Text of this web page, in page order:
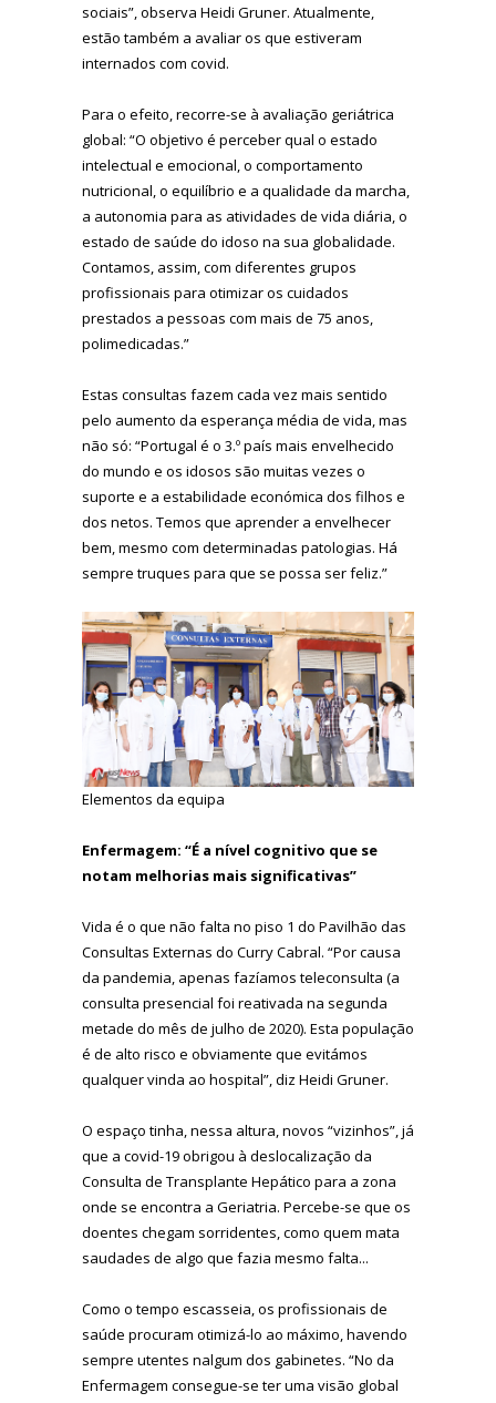
sociais”, observa Heidi Gruner. Atualmente,
estão também a avaliar os que estiveram
internados com covid.
Para o efeito, recorre-se à avaliação geriátrica
global: “O objetivo é perceber qual o estado
intelectual e emocional, o comportamento
nutricional, o equilíbrio e a qualidade da marcha,
a autonomia para as atividades de vida diária, o
estado de saúde do idoso na sua globalidade.
Contamos, assim, com diferentes grupos
profissionais para otimizar os cuidados
prestados a pessoas com mais de 75 anos,
polimedicadas.”
Estas consultas fazem cada vez mais sentido
pelo aumento da esperança média de vida, mas
não só: “Portugal é o 3.º país mais envelhecido
do mundo e os idosos são muitas vezes o
suporte e a estabilidade económica dos filhos e
dos netos. Temos que aprender a envelhecer
bem, mesmo com determinadas patologias. Há
sempre truques para que se possa ser feliz.”
Elementos da equipa
Enfermagem: “É a nível cognitivo que se
notam melhorias mais significativas”
Vida é o que não falta no piso 1 do Pavilhão das
Consultas Externas do Curry Cabral. “Por causa
da pandemia, apenas fazíamos teleconsulta (a
consulta presencial foi reativada na segunda
metade do mês de julho de 2020). Esta população
é de alto risco e obviamente que evitámos
qualquer vinda ao hospital”, diz Heidi Gruner.
O espaço tinha, nessa altura, novos “vizinhos”, já
que a covid-19 obrigou à deslocalização da
Consulta de Transplante Hepático para a zona
onde se encontra a Geriatria. Percebe-se que os
doentes chegam sorridentes, como quem mata
saudades de algo que fazia mesmo falta...
Como o tempo escasseia, os profissionais de
saúde procuram otimizá-lo ao máximo, havendo
sempre utentes nalgum dos gabinetes. “No da
Enfermagem consegue-se ter uma visão global